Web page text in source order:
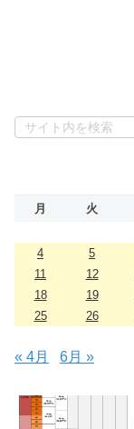
月 火
4
5
11
12
18
19
25
26
« 4月 6月 »